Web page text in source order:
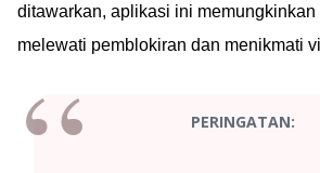
ditawarkan, aplikasi ini memungkinkan
melewati pemblokiran dan menikmati
PERINGATAN: